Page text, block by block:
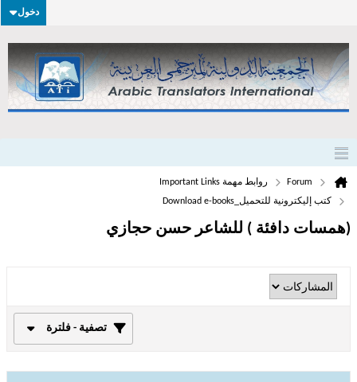
دخول
Forum
روابط مهمة Important Links
كتب إليكترونية للتحميل_Download e-books
(همسات دافئة ) للشاعر حسن حجازي
تصفية - فلترة